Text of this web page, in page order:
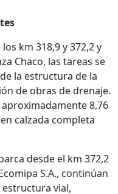
km 318,9 y 372,2 y
Chaco, las tareas se
la estructura de la
de obras de drenaje.
8,76
calzada completa
desde el km 372,2
S.A., continúan
vial,